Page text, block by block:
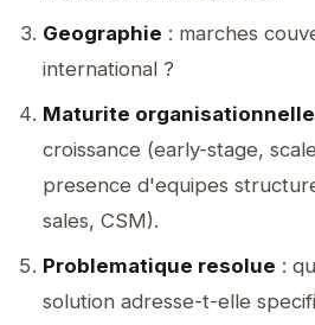
Geographie : marches
international ?
Maturite organisationnelle
croissance (early-stage,
presence d'equipes
sales, CSM).
Problematique resolue :
solution adresse-t-elle